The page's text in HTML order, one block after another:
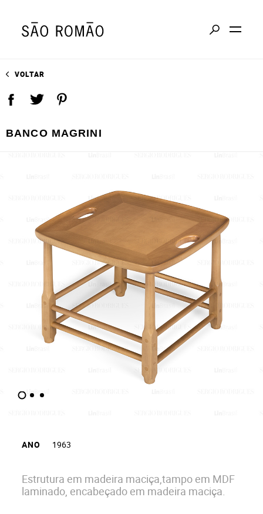
VOLTAR
BANCO MAGRINI
ANO 1963
Estrutura em madeira maciça,tampo em MDF
laminado, encabeçado em madeira maciça.